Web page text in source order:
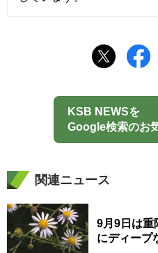
KSB NEWSを
Google検索のお
関連ニュース
9月9日は重
にディープ